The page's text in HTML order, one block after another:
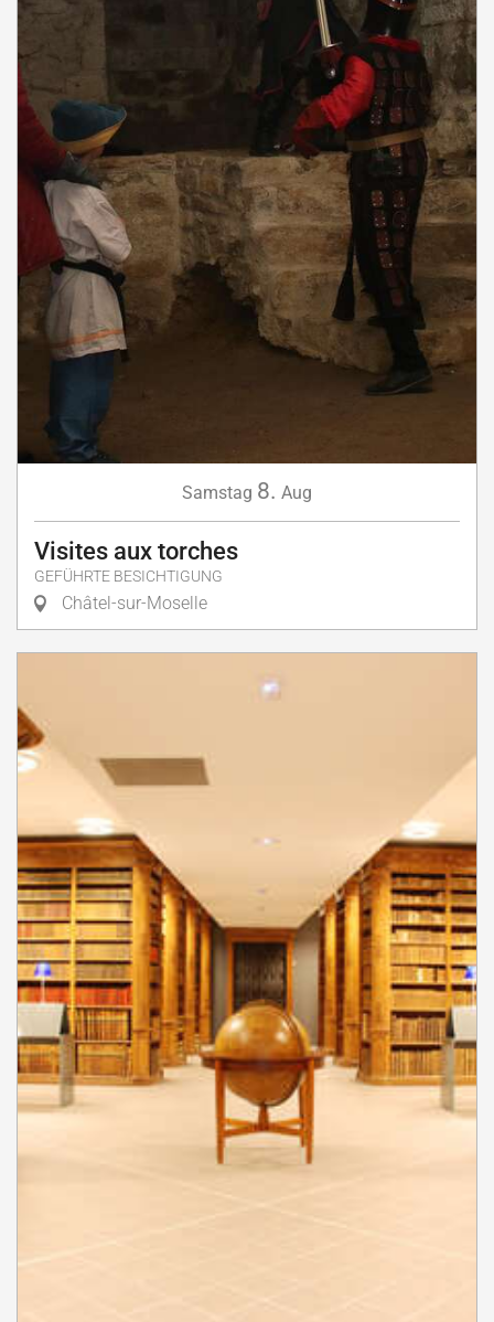
Samstag 8. Aug
Visites aux torches
GEFÜHRTE BESICHTIGUNG
Châtel-sur-Moselle